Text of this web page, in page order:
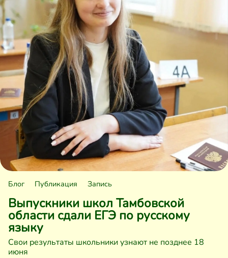
Блог Публикация Запись
Выпускники школ Тамбовской
области сдали ЕГЭ по русскому
языку
Свои результаты школьники узнают не позднее 18
июня